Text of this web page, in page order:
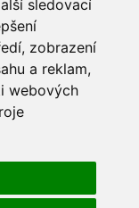
sledovací
zobrazení
a reklam,
webových